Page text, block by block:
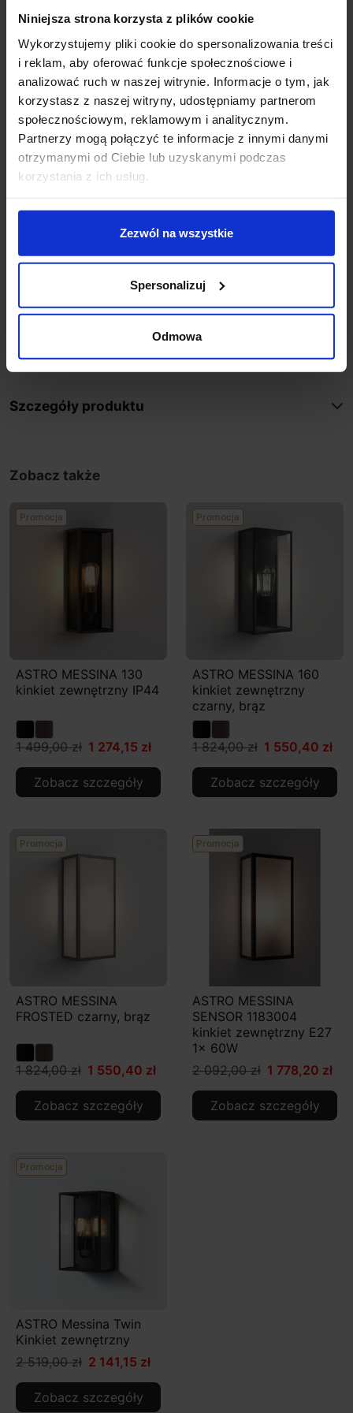
Niniejsza strona korzysta z plików cookie
Wykorzystujemy pliki cookie do spersonalizowania treści
i reklam, aby oferować funkcje społecznościowe i
analizować ruch w naszej witrynie. Informacje o tym, jak
korzystasz z naszej witryny, udostępniamy partnerom
społecznościowym, reklamowym i analitycznym.
Partnerzy mogą połączyć te informacje z innymi danymi
otrzymanymi od Ciebie lub uzyskanymi podczas
korzystania z ich usług.
Zezwól na wszystkie
Spersonalizuj
Odmowa
dobrze pasował do różnego rodzaju budynków. Może
być montowany w ogrodzie.
Dane techniczne:
Źródło światłaLED E27
Moc max1 x max.12W
Wysokość40 cm
Szerokość 20 cm
Głębokość14 cm
Klasa szczelnościIP44
ProducentAstro Lighting
24 miesiące
Dodatkowe informacje:
Brak źródła światła w komplecie
Możliwość ściemniania
Szczegóły produktu
Zobacz także
Promocja
ASTRO MESSINA 130
kinkiet zewnętrzny IP44
1 499,00 zł 1 274,15 zł
Zobacz szczegóły
Promocja
ASTRO MESSINA 160
kinkiet zewnętrzny
czarny, brąz
1 824,00 zł 1 550,40 zł
Zobacz szczegóły
Promocja
ASTRO MESSINA
FROSTED czarny, brąz
1 824,00 zł 1 550,40 zł
Zobacz szczegóły
Promocja
ASTRO MESSINA
SENSOR 1183004
kinkiet zewnętrzny E27
1x 60W
2 092,00 zł 1 778,20 zł
Zobacz szczegóły
Promocja
ASTRO Messina Twin
Kinkiet zewnętrzny
2 519,00 zł 2 141,15 zł
Zobacz szczegóły